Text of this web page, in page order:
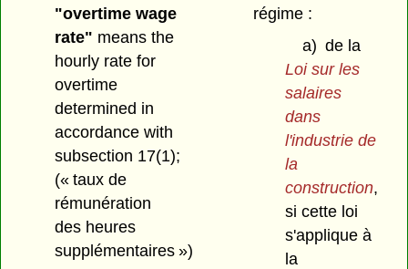
"overtime wage
rate" means the
hourly rate for
overtime
determined in
accordance with
subsection 17(1);
(« taux de
rémunération
des heures
supplémentaires »)
régime :
a) de la
Loi sur les
salaires
dans
l'industrie de
la
construction,
si cette loi
s'applique à
la